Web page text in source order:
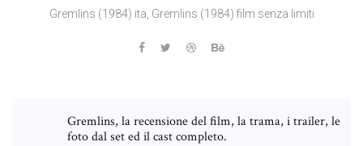
Gremlins (1984) ita, Gremlins (1984) film senza limiti
Gremlins, la recensione del film, la trama, i trailer, le
foto dal set ed il cast completo.